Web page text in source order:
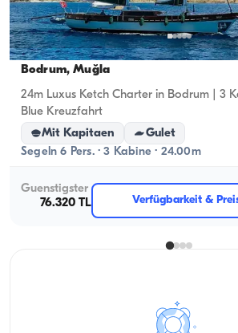
Bodrum, Muğla
24m Luxus Ketch Charter in Bodrum | 3
Blue Kreuzfahrt
Mit Kapitaen
Gulet
Segeln 6 Pers. · 3 Kabine · 24.00m
Guenstigster
76.320 TL
Verfügbarkeit &